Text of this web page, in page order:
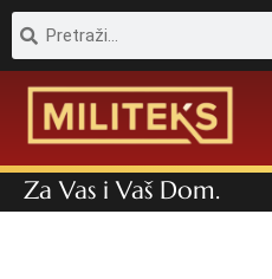
Pretraga
Za Vas i Vaš Dom.